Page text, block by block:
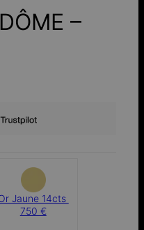
–
Jaune 14cts
750 €